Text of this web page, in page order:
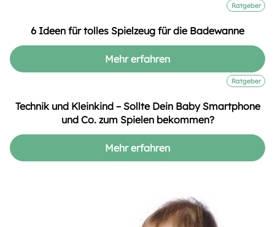
Ratgeber
6 Ideen für tolles Spielzeug für die Badewanne
Mehr erfahren
Ratgeber
Technik und Kleinkind – Sollte Dein Baby Smartphone
und Co. zum Spielen bekommen?
Mehr erfahren